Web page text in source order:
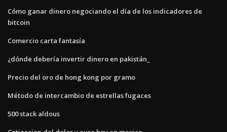
Cómo ganar dinero negociando el día de los indicadores de
bitcoin
Comercio carta fantasía
¿dónde debería invertir dinero en pakistán_
Precio del oro de hong kong por gramo
Método de intercambio de estrellas fugaces
500 stack aldous